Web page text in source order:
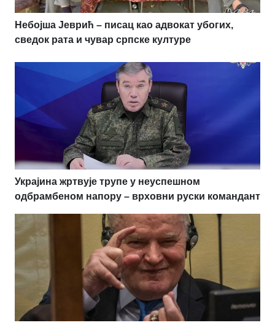
Небојша Јеврић – писац као адвокат убогих,
сведок рата и чувар српске културе
Украјина жртвује трупе у неуспешном
одбрамбеном напору – врховни руски командант